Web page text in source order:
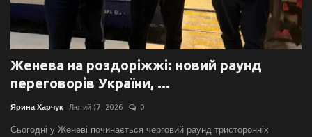
Женева на роздоріжжі: новий раунд
переговорів України, ...
Ярина Харчук Лютий 17, 2026 0
Сьогодні у Женеві починається черговий раунд тристоронніх